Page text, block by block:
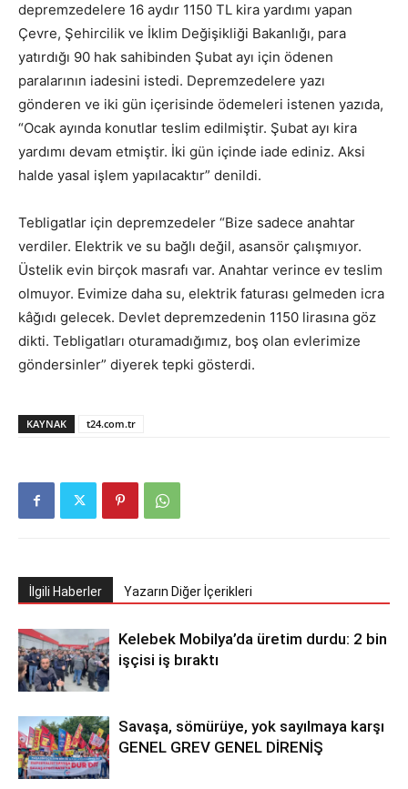
depremzedelere 16 aydır 1150 TL kira yardımı yapan
Çevre, Şehircilik ve İklim Değişikliği Bakanlığı, para
yatırdığı 90 hak sahibinden Şubat ayı için ödenen
paralarının iadesini istedi. Depremzedelere yazı
gönderen ve iki gün içerisinde ödemeleri istenen yazıda,
“Ocak ayında konutlar teslim edilmiştir. Şubat ayı kira
yardımı devam etmiştir. İki gün içinde iade ediniz. Aksi
halde yasal işlem yapılacaktır” denildi.
Tebligatlar için depremzedeler “Bize sadece anahtar
verdiler. Elektrik ve su bağlı değil, asansör çalışmıyor.
Üstelik evin birçok masrafı var. Anahtar verince ev teslim
olmuyor. Evimize daha su, elektrik faturası gelmeden icra
kâğıdı gelecek. Devlet depremzedenin 1150 lirasına göz
dikti. Tebligatları oturamadığımız, boş olan evlerimize
göndersinler” diyerek tepki gösterdi.
KAYNAK t24.com.tr
İlgili Haberler Yazarın Diğer İçerikleri
Kelebek Mobilya’da üretim durdu: 2 bin
işçisi iş bıraktı
Savaşa, sömürüye, yok sayılmaya karşı
GENEL GREV GENEL DİRENİŞ